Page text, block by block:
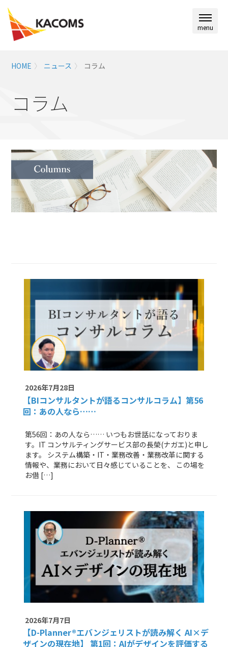
menu
HOME ニュース コラム
コラム
2026年7月28日
【BIコンサルタントが語るコンサルコラム】 第56
回：あの人なら……
第56回：あの人なら…… いつもお世話になっておりま
す。IT コンサルティングサービス部の長榮(ナガエ)と申し
ます。 システム構築・IT・業務改善・業務改革に関する
情報や、業務において日々感じていることを、 この場を
お借 […]
2026年7月7日
【D-Planner®エバンジェリストが読み解く AI×デ
ザインの現在地】 第1回：AIがデザインを評価する